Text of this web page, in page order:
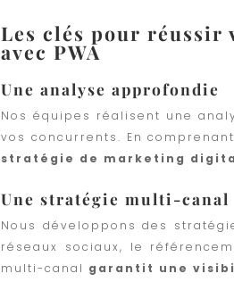
Les clés pour réussir
avec PWA
Une analyse approfondie
Nos équipes réalisent une
vos concurrents. En
stratégie de marketing
Une stratégie multi-canal
Nous développons des
réseaux sociaux, le
multi-canal garantit une